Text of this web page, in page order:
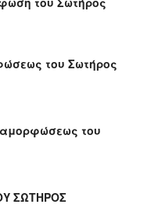
του Σωτήρος
του
ΣΩΤΗΡΟΣ